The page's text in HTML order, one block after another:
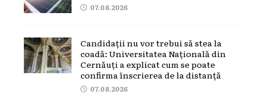
07.08.2026
Candidații nu vor trebui să stea la
coadă: Universitatea Națională din
Cernăuți a explicat cum se poate
confirma înscrierea de la distanță
07.08.2026